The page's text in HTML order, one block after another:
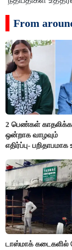
From
2 பெண்கள்
ஒன்றாக வாழவும்
எதிர்ப்பு- பறிதாபமாக
டாஸ்மாக்